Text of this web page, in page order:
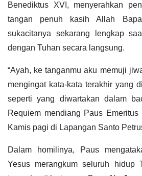
Benediktus XVI, menyerahkan
tangan penuh kasih Allah
sukacitanya sekarang lengkap
dengan Tuhan secara langsung.
“Ayah, ke tanganmu aku memuji
mengingat kata-kata terakhir yang
seperti yang diwartakan dalam
Requiem mendiang Paus
Kamis pagi di Lapangan Santo
Dalam homilinya, Paus
Yesus merangkum seluruh hidup